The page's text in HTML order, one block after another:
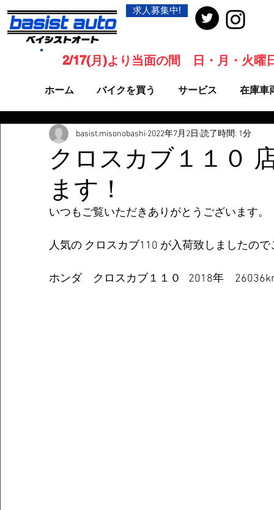
求人募集中!
ホーム バイクを買う サービス 在庫車
2/17(月)より当面の間 日・月・火曜
クロスカブ１１０
ます！
basist.misonobashi 2022年7月2日 読了時間: 1分
いつもご覧いただきありがとうございます。
人気の クロスカブ110 が入荷致しましたの
ホンダ　クロスカブ１１０   2018年　